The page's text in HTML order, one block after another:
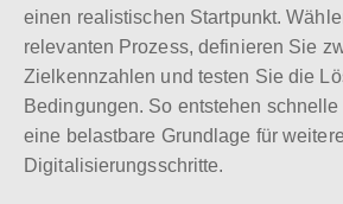
einen realistischen Startpunkt.
relevanten Prozess, definieren Sie
Zielkennzahlen und testen Sie die
Bedingungen. So entstehen
eine belastbare Grundlage für weitere
Digitalisierungsschritte.